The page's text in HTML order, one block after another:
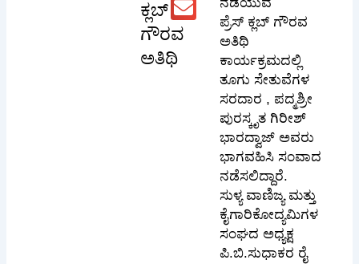
ಕ್ಲಬ್
ಗೌರವ
ಅತಿಥಿ
ಪ್ರೆಸ್ ಕ್ಲಬ್ ಗೌರವ
ಅತಿಥಿ
ಕಾರ್ಯಕ್ರಮದಲ್ಲಿ
ತೂಗು ಸೇತುವೆಗಳ
ಸರದಾರ , ಪದ್ಮಶ್ರೀ
ಪುರಸ್ಕೃತ ಗಿರೀಶ್
ಭಾರದ್ವಾಜ್ ಅವರು
ಭಾಗವಹಿಸಿ ಸಂವಾದ
ನಡೆಸಲಿದ್ದಾರೆ.
ಸುಳ್ಯ ವಾಣಿಜ್ಯ ಮತ್ತು
ಕೈಗಾರಿಕೋದ್ಯಮಿಗಳ
ಸಂಘದ ಅಧ್ಯಕ್ಷ
ಪಿ.ಬಿ.ಸುಧಾಕರ ರೈ